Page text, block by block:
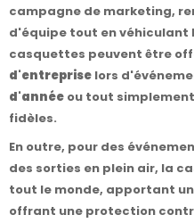
campagne de marketing,
d'équipe tout en véhiculant
casquettes peuvent être
d'entreprise lors
d'année ou tout
fidèles.
En outre, pour des
des sorties en plein air, la
tout le monde, apportant
offrant une protection